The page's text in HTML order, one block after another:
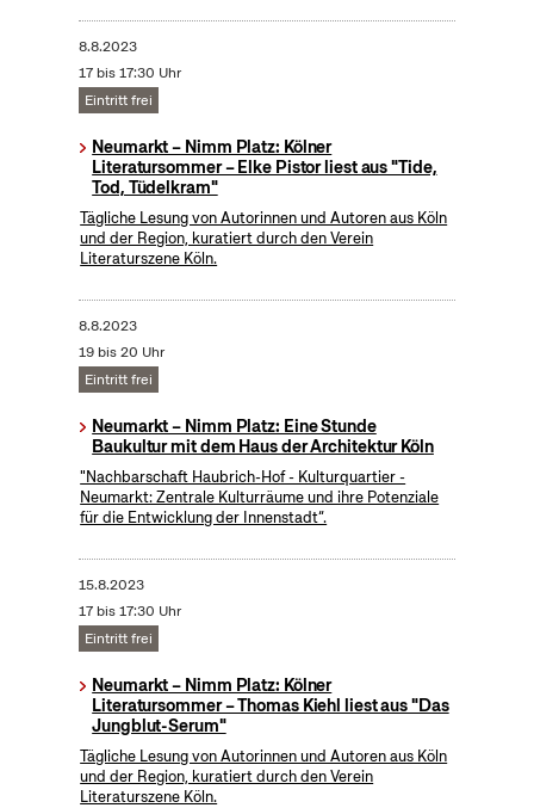
8.8.2023
17 bis 17:30 Uhr
Eintritt frei
Neumarkt – Nimm Platz: Kölner
Literatursommer – Elke Pistor liest aus "Tide,
Tod, Tüdelkram"
Tägliche Lesung von Autorinnen und Autoren aus Köln
und der Region, kuratiert durch den Verein
Literaturszene Köln.
8.8.2023
19 bis 20 Uhr
Eintritt frei
Neumarkt – Nimm Platz: Eine Stunde
Baukultur mit dem Haus der Architektur Köln
"Nachbarschaft Haubrich-Hof - Kulturquartier -
Neumarkt: Zentrale Kulturräume und ihre Potenziale
für die Entwicklung der Innenstadt“.
15.8.2023
17 bis 17:30 Uhr
Eintritt frei
Neumarkt – Nimm Platz: Kölner
Literatursommer – Thomas Kiehl liest aus "Das
Jungblut-Serum"
Tägliche Lesung von Autorinnen und Autoren aus Köln
und der Region, kuratiert durch den Verein
Literaturszene Köln.